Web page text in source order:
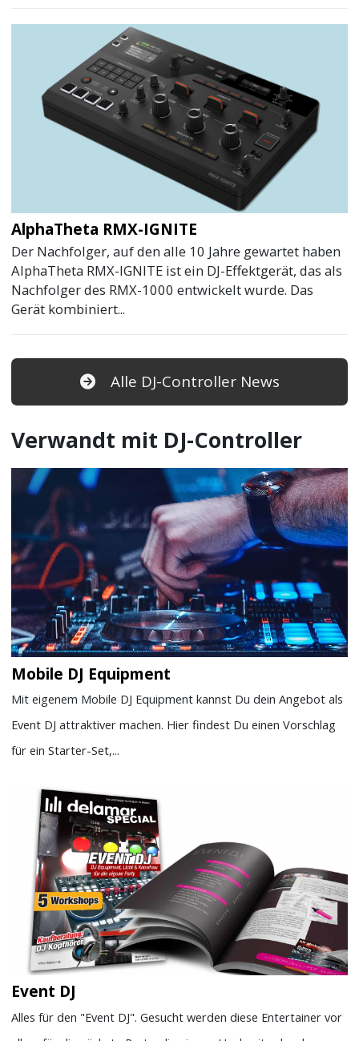
AlphaTheta RMX-IGNITE
Der Nachfolger, auf den alle 10 Jahre gewartet haben
AlphaTheta RMX-IGNITE ist ein DJ-Effektgerät, das als
Nachfolger des RMX-1000 entwickelt wurde. Das
Gerät kombiniert...
Alle DJ-Controller News
Verwandt mit DJ-Controller
Mobile DJ Equipment
Mit eigenem Mobile DJ Equipment kannst Du dein Angebot als
Event DJ attraktiver machen. Hier findest Du einen Vorschlag
für ein Starter-Set,...
Event DJ
Alles für den "Event DJ". Gesucht werden diese Entertainer vor